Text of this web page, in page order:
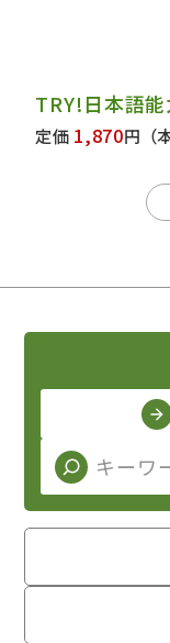
TRY!日本語
定価 1,870円 （